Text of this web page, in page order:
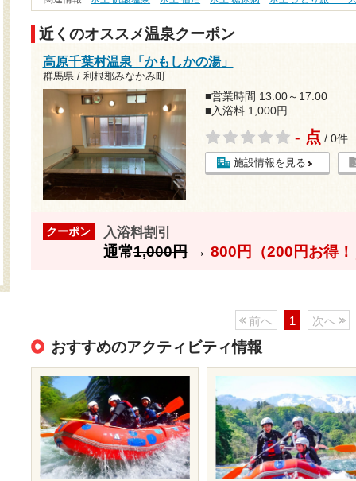
近くのオススメ温泉クーポン
高原千葉村温泉「かもしかの湯」
群馬県 / 利根郡みなかみ町
■営業時間 13:00～17:00
■入浴料 1,000円
- 点 / 0件
施設情報を見る
クーポン 入浴料割引
通常1,000円→ 800円（200円お得！
前へ 1 次へ
おすすめのアクティビティ情報